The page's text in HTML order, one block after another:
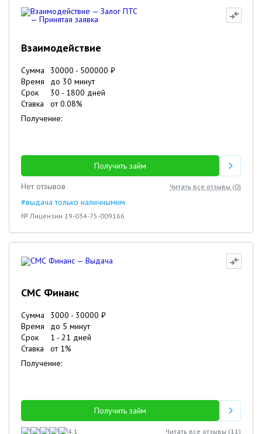
Взаимодействие
Сумма 30000 - 500000 ₽
Время
до 30 минут
Срок
30 - 1800 дней
Ставка
от0.08%
Получение:
Получить займ
Нет отзывов
Читать все отзывы (0)
#выдача только наличнымим
№ Лицензии 19-034-75-009166
СМС Финанс
Сумма 3000 - 30000 ₽
Время
до 5 минут
Срок
1 - 21 дней
Ставка
от 1%
Получение:
Получить займ
4.1 Читать все отзывы (11)